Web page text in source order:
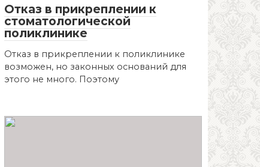
Отказ в прикреплении к
стоматологической
поликлинике
Отказ в прикреплении к поликлинике
возможен, но законных оснований для
этого не много. Поэтому